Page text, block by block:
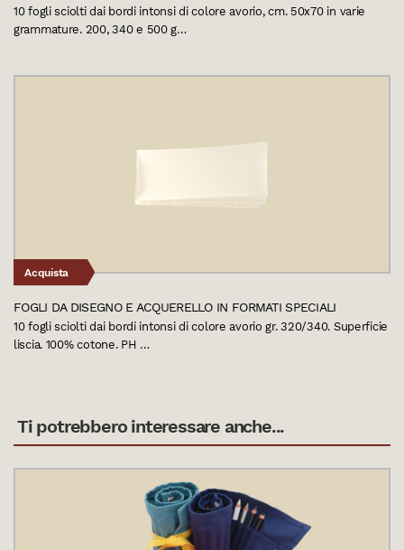
10 fogli sciolti dai bordi intonsi di colore avorio, cm. 50x70 in varie
grammature. 200, 340 e 500 g…
Acquista
FOGLI DA DISEGNO E ACQUERELLO IN FORMATI SPECIALI
10 fogli sciolti dai bordi intonsi di colore avorio gr. 320/340. Superficie
liscia. 100% cotone. PH …
Ti potrebbero interessare anche...